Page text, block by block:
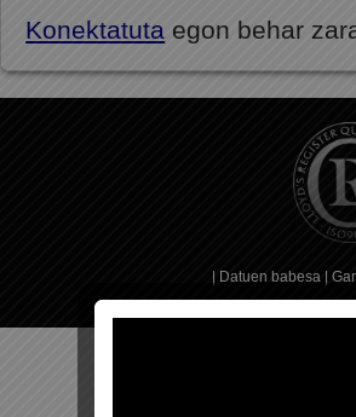
Konektatuta egon behar
| Datuen babesa |